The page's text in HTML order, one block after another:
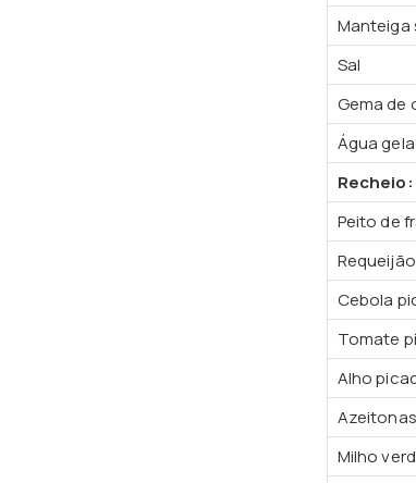
Manteiga
Sal
Gema de
Água
Recheio:
Peito de
Cebola
Tomate
Alho
Milho